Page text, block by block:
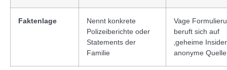
Faktenlage
Nennt konkrete
Polizeiberichte oder
Statements der
Familie
Vage
beruft sich auf
‚geheime
anonyme